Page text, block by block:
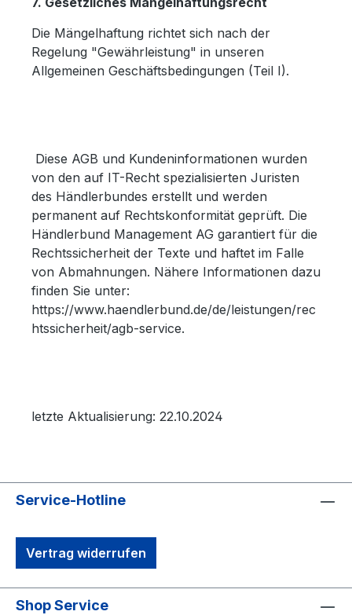
Die Mängelhaftung richtet sich nach der
Regelung "Gewährleistung" in unseren
Allgemeinen Geschäftsbedingungen (Teil I).
Diese AGB und Kundeninformationen wurden
von den auf IT-Recht spezialisierten Juristen
des Händlerbundes erstellt und werden
permanent auf Rechtskonformität geprüft. Die
Händlerbund Management AG garantiert für die
Rechtssicherheit der Texte und haftet im Falle
von Abmahnungen. Nähere Informationen dazu
finden Sie unter:
https://www.haendlerbund.de/de/leistungen/rec
htssicherheit/agb-service.
letzte Aktualisierung: 22.10.2024
Service-Hotline
Vertrag widerrufen
Shop Service